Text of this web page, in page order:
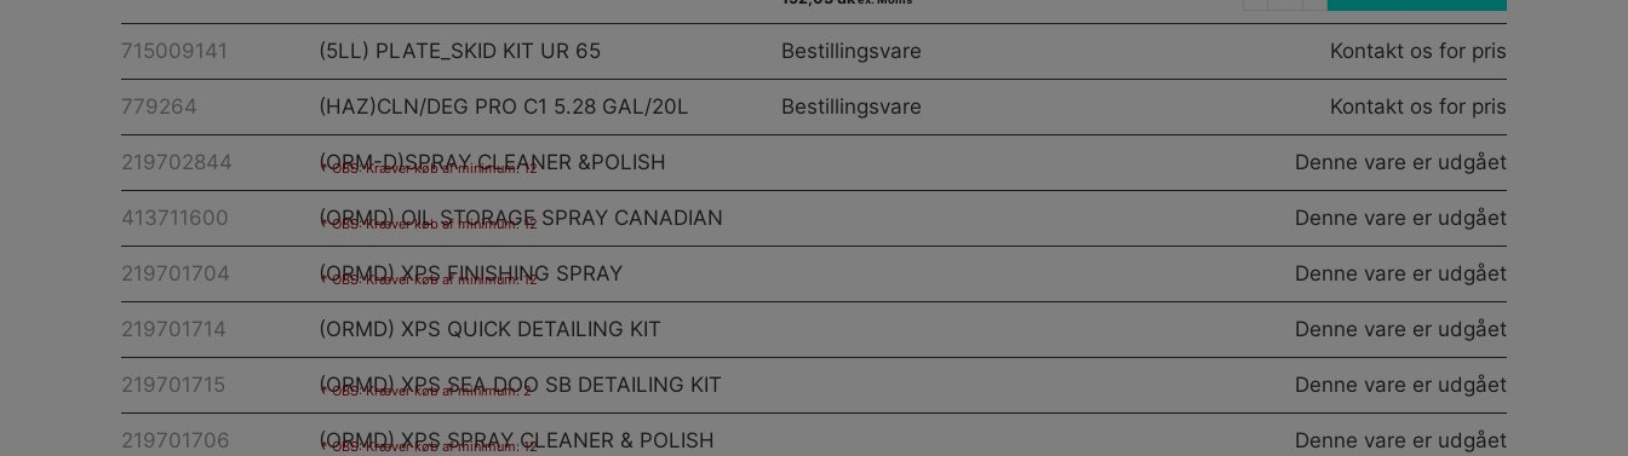
BRACKET,
Kontakt os for pris
715009141 (5LL) PLATE_SKID KIT UR 65 Bestillingsvare
Kontakt os for pris
779264 (HAZ)CLN/DEG PRO C1 5.28 GAL/20L Bestillingsvare
OBS: Kræver køb af minimum: 12 Denne vare er udgået
219702844 (ORM-D)SPRAY CLEANER &POLISH
OBS: Kræver køb af minimum: 12 Denne vare er udgået
413711600 (ORMD) OIL STORAGE SPRAY CANADIAN
OBS: Kræver køb af minimum: 12 Denne vare er udgået
219701704 (ORMD) XPS FINISHING SPRAY
Denne vare er udgået
219701714 (ORMD) XPS QUICK DETAILING KIT
OBS: Kræver køb af minimum: 2 Denne vare er udgået
219701715 (ORMD) XPS SEA DOO SB DETAILING KIT
OBS: Kræver køb af minimum: 12 Denne vare er udgået
219701706 (ORMD) XPS SPRAY CLEANER & POLISH